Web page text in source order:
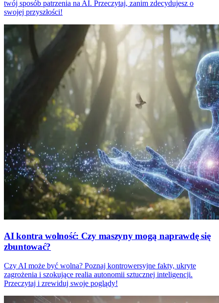
twój sposób patrzenia na AI. Przeczytaj, zanim zdecydujesz o
swojej przyszłości!
AI kontra wolność: Czy maszyny mogą naprawdę się
zbuntować?
Czy AI może być wolna? Poznaj kontrowersyjne fakty, ukryte
zagrożenia i szokujące realia autonomii sztucznej inteligencji.
Przeczytaj i zrewiduj swoje poglądy!